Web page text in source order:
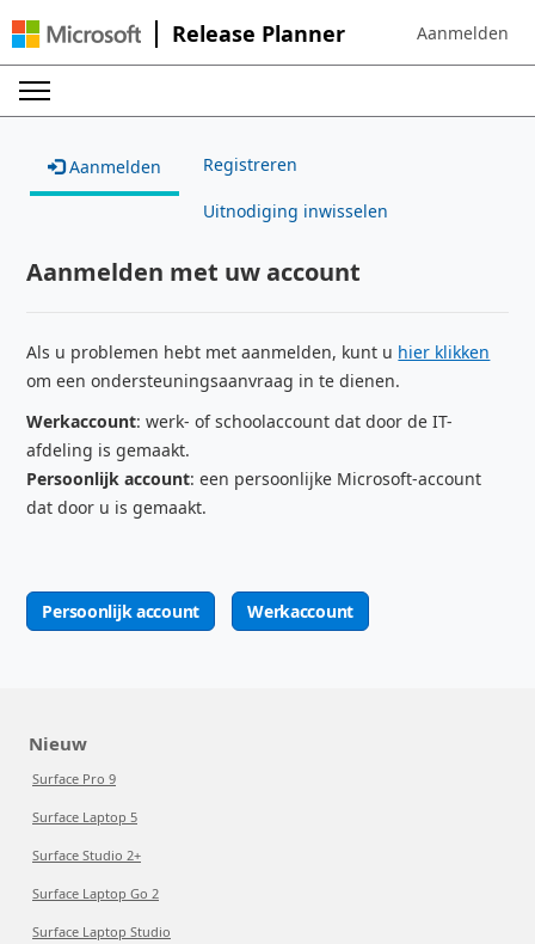
Release Planner Sign in to your
Aanmelden
Aanmelden Registreren
Uitnodiging inwisselen
Aanmelden met uw account
Als u problemen hebt met aanmelden, kunt u hier klikken
om een ondersteuningsaanvraag in te dienen.
Werkaccount: werk- of schoolaccount dat door de IT-
afdeling is gemaakt.
Persoonlijk account: een persoonlijke Microsoft-account
dat door u is gemaakt.
Persoonlijk account Werkaccount
Nieuw
Surface Pro 9
Surface Laptop 5
Surface Studio 2+
Surface Laptop Go 2
Surface Laptop Studio